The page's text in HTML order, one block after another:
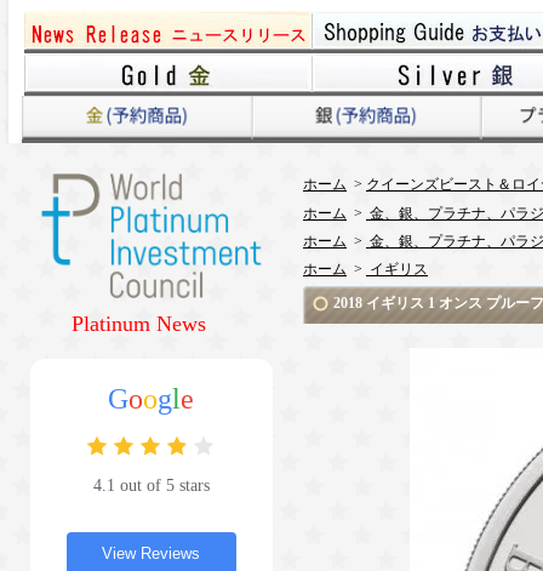
Platinum News
Google
4.1 out of 5 stars
View Reviews
ホーム > クイーンズビースト＆ロ
ホーム > 金、銀、プラチナ、パラ
ホーム > 金、銀、プラチナ、パラ
ホーム > イギリス
2018 イギリス 1 オンス プルー